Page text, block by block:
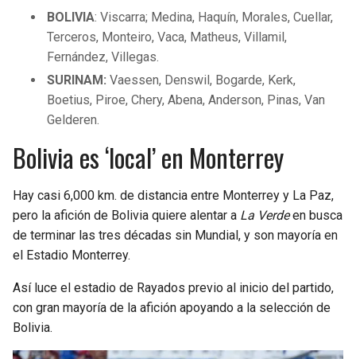
BOLIVIA: Viscarra; Medina, Haquín, Morales, Cuellar,
Terceros, Monteiro, Vaca, Matheus, Villamil,
Fernández, Villegas.
SURINAM:Vaessen, Denswil, Bogarde, Kerk,
Boetius, Piroe, Chery, Abena, Anderson, Pinas, Van
Gelderen.
Bolivia es ‘local’ en Monterrey
Hay casi 6,000 km. de distancia entre Monterrey y La Paz,
pero la afición de Bolivia quiere alentar a La Verdeen busca
de terminar las tres décadas sin Mundial, y son mayoría en
el Estadio Monterrey.
Así luce el estadio de Rayados previo al inicio del partido,
con gran mayoría de la afición apoyando a la selección de
Bolivia.